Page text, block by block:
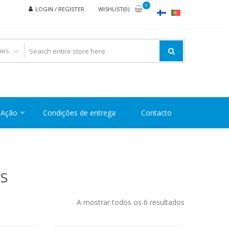
LOGIN / REGISTER WISHLIST(0)
0
Ação Condições de entrega Contacto
A mostrar todos os 6 resultados